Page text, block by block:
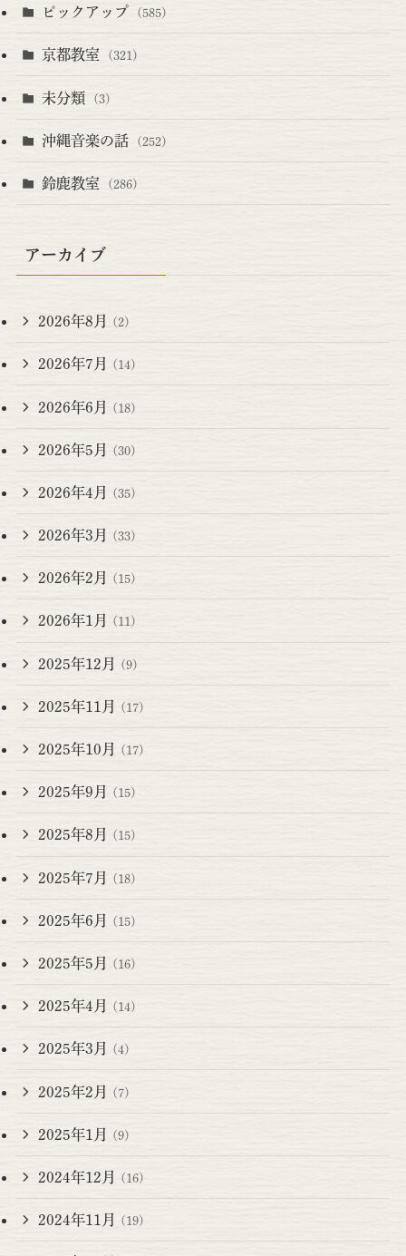
ピックアップ (585)
京都教室 (321)
未分類 (3)
沖縄音楽の話 (252)
鈴鹿教室 (286)
アーカイブ
2026年8月 (2)
2026年7月 (14)
2026年6月 (18)
2026年5月 (30)
2026年4月 (35)
2026年3月 (33)
2026年2月 (15)
2026年1月 (11)
2025年12月 (9)
2025年11月 (17)
2025年10月 (17)
2025年9月 (15)
2025年8月 (15)
2025年7月 (18)
2025年6月 (15)
2025年5月 (16)
2025年4月 (14)
2025年3月 (4)
2025年2月 (7)
2025年1月 (9)
2024年12月 (16)
2024年11月 (19)